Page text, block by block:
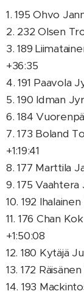
1. 195 Ohvo
2. 232 Olsen
3. 189
+36:35
4. 191 Paavola
5. 190 Idman
6. 184
7. 173 Boland
+1:19:41
8. 177 Marttila
9. 175 Vaahtera
10. 192
11. 176 Chan
+1:50:08
12. 180 Kytäjä
13. 172
14. 193